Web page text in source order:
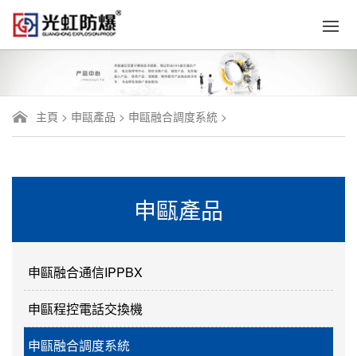
主頁 > 申甌產品 > 申甌融合調度系統 >
申甌產品
申甌融合通信IPPBX
申甌程控電話交換機
申甌融合調度系統